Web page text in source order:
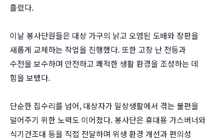
흘렸다.
이날 봉사단원들은 대상 가구의 낡고 오염된 도배와 장판을
새롭게 교체하는 작업을 진행했다. 또한 고장 난 전등과
수전을 보수하며 안전하고 쾌적한 생활 환경을 조성하는 데
힘을 보탰다.
단순한 집수리를 넘어, 대상자가 일상생활에서 겪는 불편을
덜어주기 위한 노력도 이어졌다. 봉사단은 휴대용 가스버너와
식기건조대 등을 직접 전달하며 위생 환경 개선과 편의성